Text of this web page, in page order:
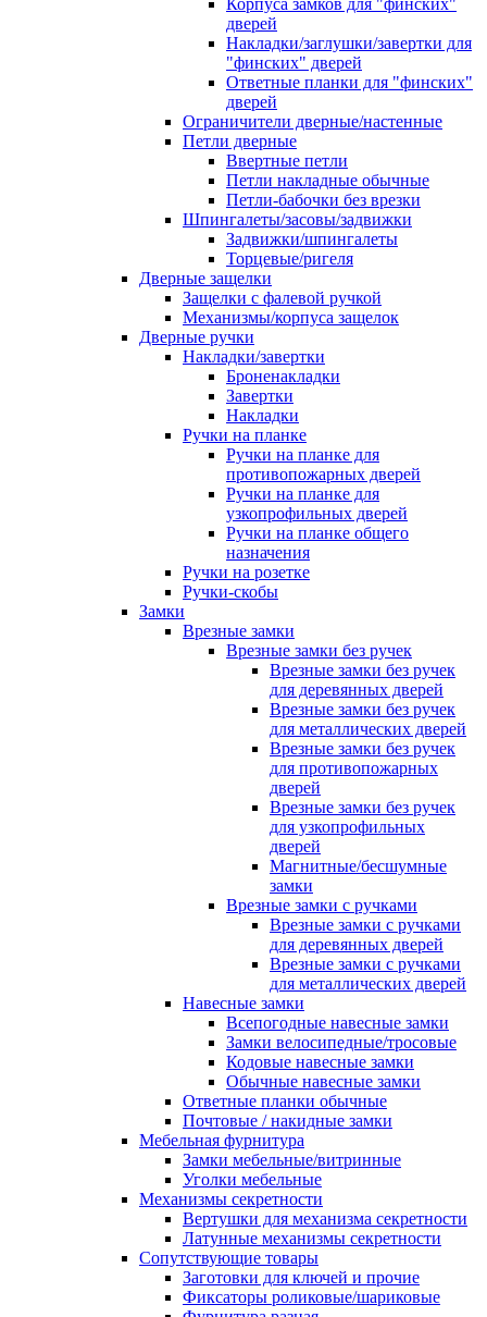
Корпуса замков для "финских"
дверей
Накладки/заглушки/завертки для
"финских" дверей
Ответные планки для "финских"
дверей
Ограничители дверные/настенные
Петли дверные
Ввертные петли
Петли накладные обычные
Петли-бабочки без врезки
Шпингалеты/засовы/задвижки
Задвижки/шпингалеты
Торцевые/ригеля
Дверные защелки
Защелки с фалевой ручкой
Механизмы/корпуса защелок
Дверные ручки
Накладки/завертки
Броненакладки
Завертки
Накладки
Ручки на планке
Ручки на планке для
противопожарных дверей
Ручки на планке для
узкопрофильных дверей
Ручки на планке общего
назначения
Ручки на розетке
Ручки-скобы
Замки
Врезные замки
Врезные замки без ручек
Врезные замки без ручек
для деревянных дверей
Врезные замки без ручек
для металлических дверей
Врезные замки без ручек
для противопожарных
дверей
Врезные замки без ручек
для узкопрофильных
дверей
Магнитные/бесшумные
замки
Врезные замки с ручками
Врезные замки с ручками
для деревянных дверей
Врезные замки с ручками
для металлических дверей
Навесные замки
Всепогодные навесные замки
Замки велосипедные/тросовые
Кодовые навесные замки
Обычные навесные замки
Ответные планки обычные
Почтовые / накидные замки
Мебельная фурнитура
Замки мебельные/витринные
Уголки мебельные
Механизмы секретности
Вертушки для механизма секретности
Латунные механизмы секретности
Сопутствующие товары
Заготовки для ключей и прочие
Фиксаторы роликовые/шариковые